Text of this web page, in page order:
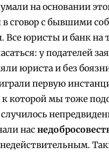
на основании
сговор с бывшими
юристы и банк на
у подателей
юриста и без
первую
которой мы тоже
нас